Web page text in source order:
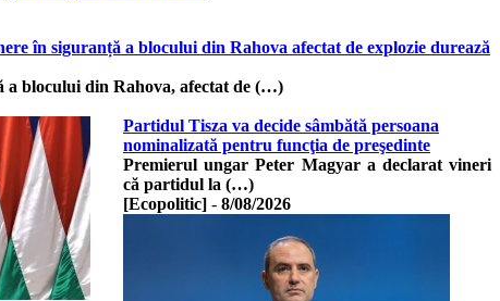
în siguranță a blocului din Rahova afectat de explozie durează
a blocului din Rahova, afectat de (…)
Partidul Tisza va decide sâmbătă persoana
nominalizată pentru funcţia de preşedinte
Premierul ungar Peter Magyar a declarat vineri
că partidul la (…)
[Ecopolitic] - 8/08/2026